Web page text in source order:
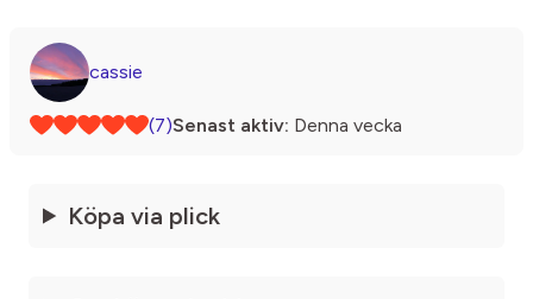
cassie
(7)Senast aktiv: Denna vecka
Köpa via plick